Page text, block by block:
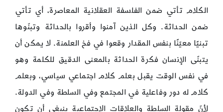
الكلام تأتي ضمن الفلسفة العقلانية المعاصرة، أي تأتي
ضمن الحداثة. وكل الذين آمنوا وأقروا بالحداثة وتبنّوها
تبنيًا معيّنًا بنفس المقدار وقعوا في فخ العلمنة. لا يمكن أن
يتبنّى الإنسان فكرة الحداثة بالمعنى الدقيق للكلمة وهو
في نفس الوقت يقبل بعلم كلام اجتماعي سياسي، وبعلم
كلام له دور وفاعلية في المجتمع وفي السلطة وفي الدولة.
لأنّ مقولة السلطة والعلاقات الاجتماعية ينبغي أن تكون